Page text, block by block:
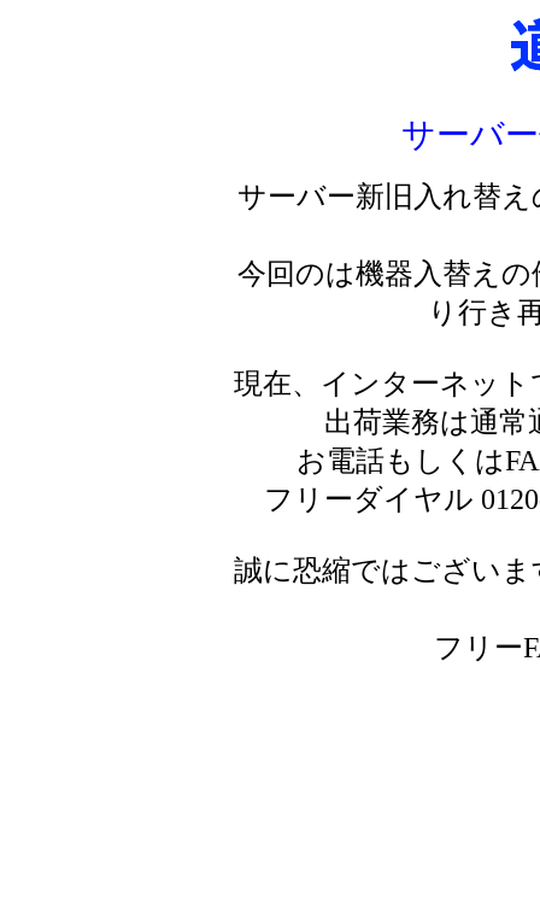
サーバ
サーバー新旧入れ替
今回のは機器入替え
り行き
現在、インターネッ
出荷業務は通
お電話もしくは
フリーダイヤル
誠に恐縮ではござい
フリー